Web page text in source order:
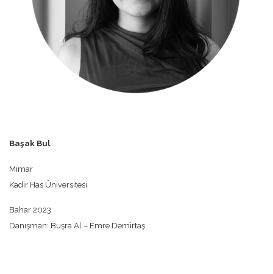
Başak Bul
Mimar
Kadir Has Üniversitesi
Bahar 2023
Danışman: Buşra Al – Emre Demirtaş